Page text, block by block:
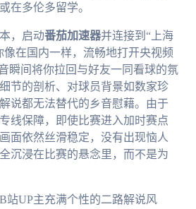
在多伦多留学。
，启动番茄加速器并连接到“上海
像在国内一样，流畅地打开央视频
瞬间将你拉回与好友一同看球的氛
节的剖析、对球员背景如数家珍
说都无法替代的乡音慰藉。由于
线保障，即使比赛进入加时赛点
面依然丝滑稳定，没有出现恼人
沉浸在比赛的悬念里，而不是为
站UP主充满个性的二路解说风